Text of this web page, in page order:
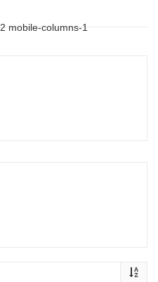
mobile-columns-1